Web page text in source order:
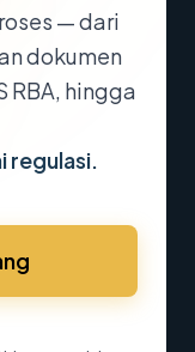
— dari
dokumen
RBA, hingga
regulasi.